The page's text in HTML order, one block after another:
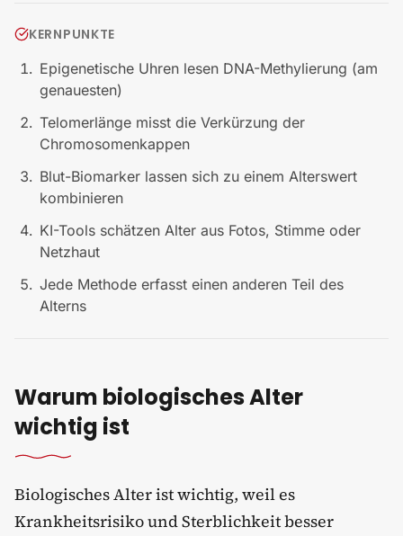
KERNPUNKTE
Epigenetische Uhren lesen DNA-Methylierung (am
genauesten)
Telomerlänge misst die Verkürzung der
Chromosomenkappen
Blut-Biomarker lassen sich zu einem Alterswert
kombinieren
KI-Tools schätzen Alter aus Fotos, Stimme oder
Netzhaut
Jede Methode erfasst einen anderen Teil des
Alterns
Warum biologisches Alter
wichtig ist
Biologisches Alter ist wichtig, weil es
Krankheitsrisiko und Sterblichkeit besser